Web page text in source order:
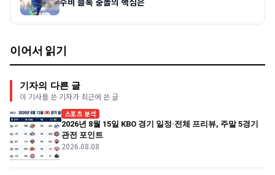
이어서 읽기
기자의 다른 글
이 기사를 쓴 기자가 최근에 쓴 글
스포츠 분석
2026년 8월 15일 KBO 경기 일정·전체 프리뷰, 주말 5경기
관전 포인트
2026.08.08